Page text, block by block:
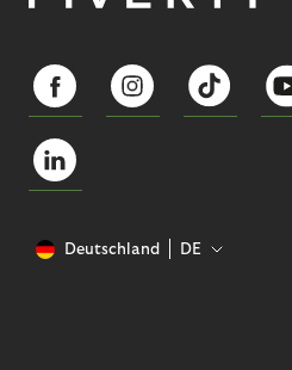
Deutschland DE